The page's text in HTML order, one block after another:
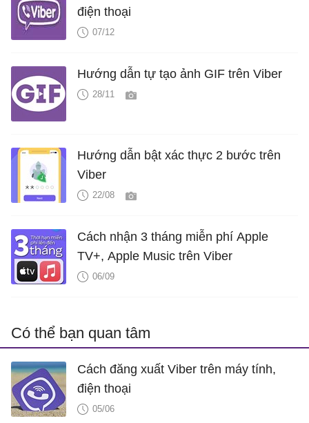
điện thoại
07/12
Hướng dẫn tự tạo ảnh GIF trên Viber
28/11
Hướng dẫn bật xác thực 2 bước trên
Viber
22/08
Cách nhận 3 tháng miễn phí Apple
TV+, Apple Music trên Viber
06/09
Có thể bạn quan tâm
Cách đăng xuất Viber trên máy tính,
điện thoại
05/06